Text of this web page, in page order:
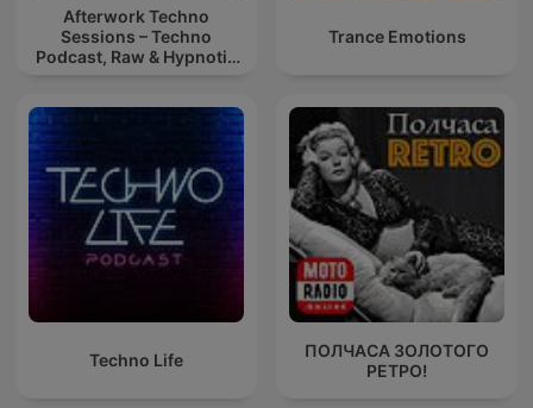
Afterwork Techno
Sessions – Techno
Podcast, Raw & Hypnotic
Trance Emotions
Techno Life
ПОЛЧАСА ЗОЛОТОГО
РЕТРО!